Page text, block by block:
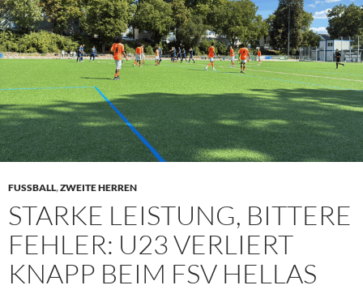
FUSSBALL,ZWEITE HERREN
STARKE LEISTUNG, BITTERE
FEHLER: U23 VERLIERT
KNAPP BEIM FSV HELLAS